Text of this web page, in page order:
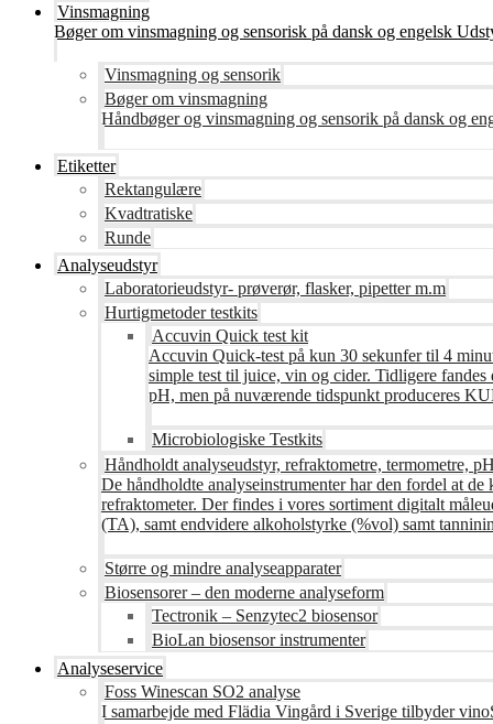
Vinsmagning
Bøger om vinsmagning og sensorisk på dansk og engelsk
Vinsmagning og sensorik
Bøger om vinsmagning
Håndbøger og vinsmagning og sensorik på dansk og
Etiketter
Rektangulære
Kvadtratiske
Runde
Analyseudstyr
Laboratorieudstyr- prøverør, flasker, pipetter m.m
Hurtigmetoder testkits
Accuvin Quick test kit
Accuvin Quick-test på kun 30 sekunfer til 4
simple test til juice, vin og cider. Tidligere
pH, men på nuværende tidspunkt produceres
Microbiologiske Testkits
Håndholdt analyseudstyr, refraktometre, termometre,
De håndholdte analyseinstrumenter har den fordel at
refraktometer. Der findes i vores sortiment digitalt
(TA), samt endvidere alkoholstyrke (%vol) samt
Større og mindre analyseapparater
Biosensorer – den moderne analyseform
Tectronik – Senzytec2 biosensor
BioLan biosensor instrumenter
Analyseservice
Foss Winescan SO2 analyse
I samarbejde med Flädia Vingård i Sverige tilbyder